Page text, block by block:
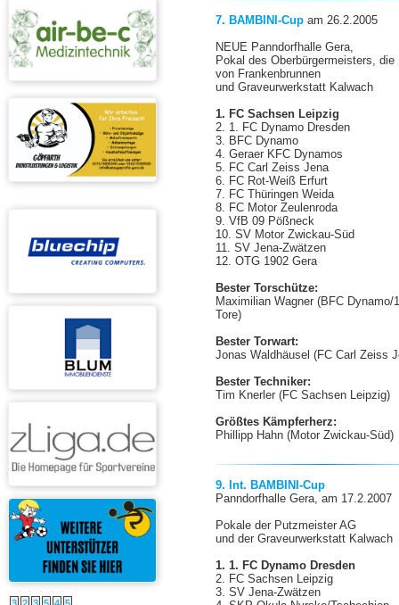
7. BAMBINI-Cupam 26.2.2005
NEUE Panndorfhalle Gera,
Pokal des Oberbürgermeisters, die
von Frankenbrunnen
und Graveurwerkstatt Kalwach
1. FC Sachsen Leipzig
2. 1. FC Dynamo Dresden
3. BFC Dynamo
4. Geraer KFC Dynamos
5. FC Carl Zeiss Jena
6. FC Rot-Weiß Erfurt
7. FC Thüringen Weida
8. FC Motor Zeulenroda
9. VfB 09 Pößneck
10. SV Motor Zwickau-Süd
11. SV Jena-Zwätzen
12. OTG 1902 Gera
Bester Torschütze:
Maximilian Wagner(BFC Dynamo/
Tore)
Bester Torwart:
Jonas Waldhäusel(FC Carl Zeiss
Bester Techniker:
Tim Knerler (FC Sachsen Leipzig)
Größtes Kämpferherz:
Phillipp Hahn (Motor Zwickau-Süd)
9. Int. BAMBINI-Cup
Panndorfhalle Gera, am 17.2.2007
Pokale der Putzmeister AG
und der Graveurwerkstatt Kalwach
1. 1. FC Dynamo Dresden
2. FC Sachsen Leipzig
3. SV Jena-Zwätzen